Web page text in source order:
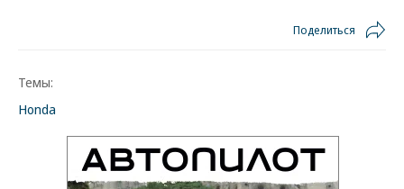
Поделиться
Темы:
Honda